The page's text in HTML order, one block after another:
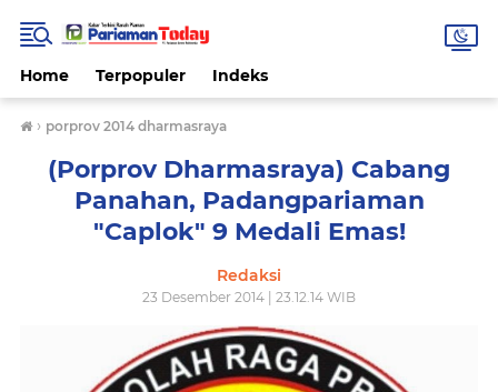
Home Terpopuler Indeks
› porprov 2014 dharmasraya
(Porprov Dharmasraya) Cabang
Panahan, Padangpariaman
"Caplok" 9 Medali Emas!
Redaksi
23 Desember 2014 | 23.12.14 WIB